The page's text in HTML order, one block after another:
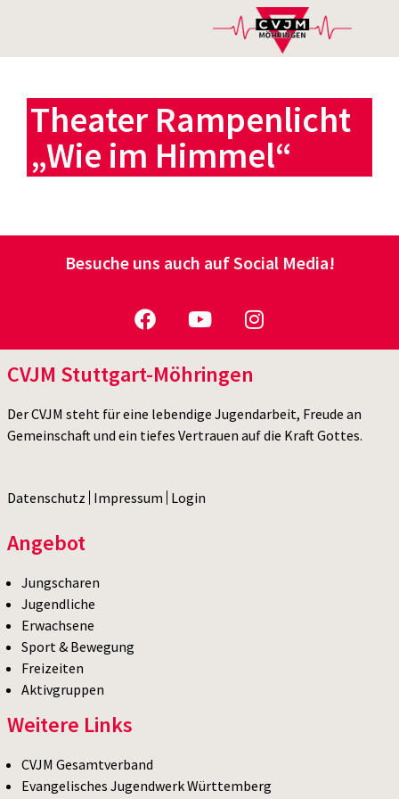
Theater Rampenlicht
„Wie im Himmel“
Besuche uns auch auf Social Media!
CVJM Stuttgart-Möhringen
Der CVJM steht für eine lebendige Jugendarbeit, Freude an
Gemeinschaft und ein tiefes Vertrauen auf die Kraft Gottes.
Datenschutz Impressum Login
Angebot
Jungscharen
Jugendliche
Erwachsene
Sport & Bewegung
Freizeiten
Aktivgruppen
Weitere Links
CVJM Gesamtverband
Evangelisches Jugendwerk Württemberg